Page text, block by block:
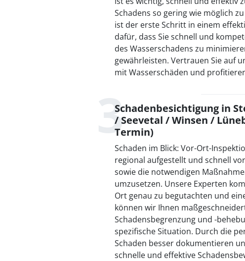
Schadens so gering wie möglich
ist der erste Schritt in einem
dafür, dass Sie schnell und
des Wasserschadens zu
gewährleisten. Vertrauen Sie auf
mit Wasserschäden und
Schadenbesichtigung in
/ Seevetal / Winsen /
Termin)
Schaden im Blick: Vor-Ort-
regional aufgestellt und schnell
sowie die notwendigen
umzusetzen. Unsere Experten
Ort genau zu begutachten und
können wir Ihnen
Schadensbegrenzung und -
spezifische Situation. Durch die
Schaden besser dokumentieren
schnelle und effektive